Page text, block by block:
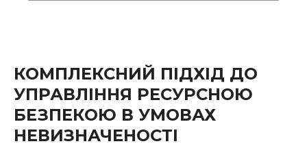
КОМПЛЕКСНИЙ ПІДХІД ДО
УПРАВЛІННЯ РЕСУРСНОЮ
БЕЗПЕКОЮ В УМОВАХ
НЕВИЗНАЧЕНОСТІ